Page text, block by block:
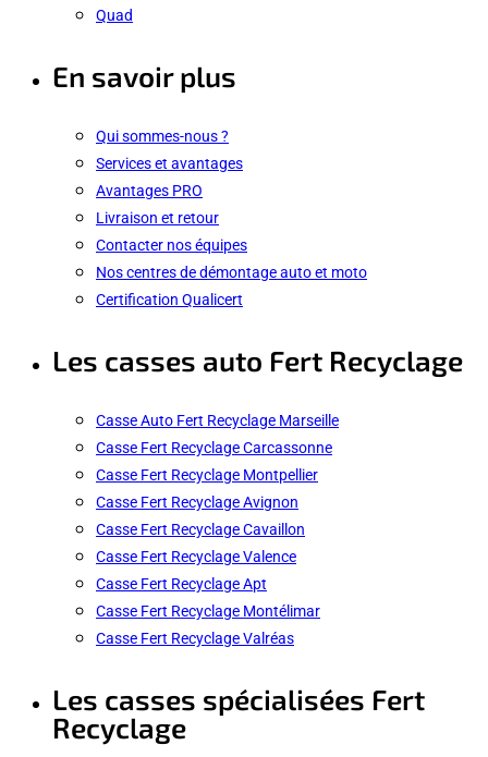
Quad
En savoir plus
Qui sommes-nous ?
Services et avantages
Avantages PRO
Livraison et retour
Contacter nos équipes
Nos centres de démontage auto et moto
Certification Qualicert
Les casses auto Fert Recyclage
Casse Auto Fert Recyclage Marseille
Casse Fert Recyclage Carcassonne
Casse Fert Recyclage Montpellier
Casse Fert Recyclage Avignon
Casse Fert Recyclage Cavaillon
Casse Fert Recyclage Valence
Casse Fert Recyclage Apt
Casse Fert Recyclage Montélimar
Casse Fert Recyclage Valréas
Les casses spécialisées Fert
Recyclage